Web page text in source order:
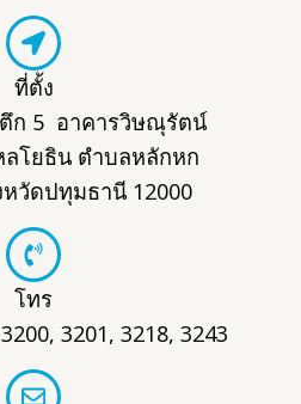
ที่ตั้ง
ก 5 อาคารวิษณุรัตน์
โยธิน ตำบลหลักหก
หวัดปทุมธานี 12000
โทร
3201, 3218, 3243